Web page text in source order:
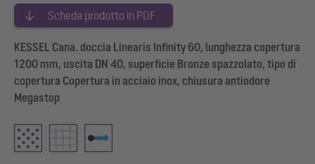
Scheda prodotto in PDF
KESSEL Cana. doccia Linearis Infinity 60, lunghezza copertura
1200 mm, uscita DN 40, superficie Bronze spazzolato, tipo di
copertura Copertura in acciaio inox, chiusura antiodore
Megastop